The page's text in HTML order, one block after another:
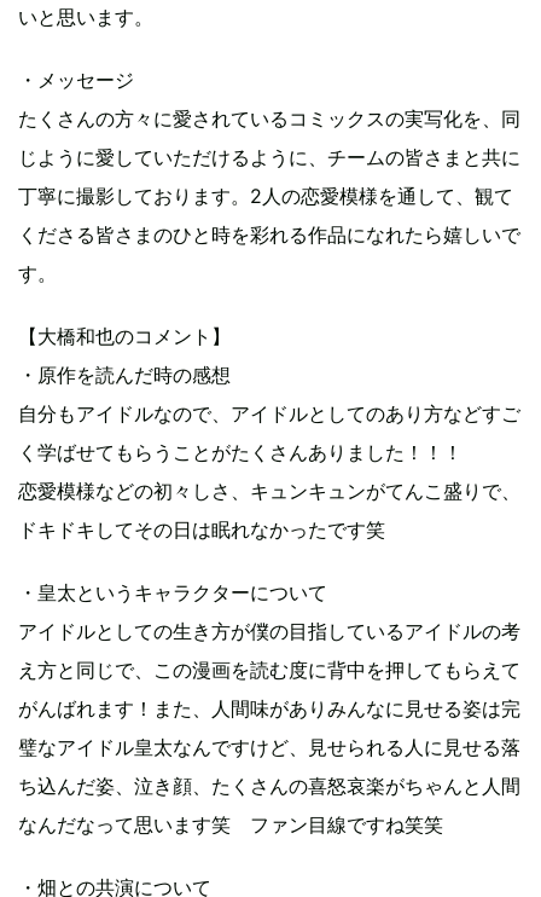
いと思います。
・メッセージ
たくさんの方々に愛されているコミックスの実写化を、同
じように愛していただけるように、チームの皆さまと共に
丁寧に撮影しております。2人の恋愛模様を通して、観て
くださる皆さまのひと時を彩れる作品になれたら嬉しいで
す。
【大橋和也のコメント】
・原作を読んだ時の感想
自分もアイドルなので、アイドルとしてのあり方などすご
く学ばせてもらうことがたくさんありました！！！
恋愛模様などの初々しさ、キュンキュンがてんこ盛りで、
ドキドキしてその日は眠れなかったです笑
・皇太というキャラクターについて
アイドルとしての生き方が僕の目指しているアイドルの考
え方と同じで、この漫画を読む度に背中を押してもらえて
がんばれます！また、人間味がありみんなに見せる姿は完
璧なアイドル皇太なんですけど、見せられる人に見せる落
ち込んだ姿、泣き顔、たくさんの喜怒哀楽がちゃんと人間
なんだなって思います笑 ファン目線ですね笑笑
・畑との共演について